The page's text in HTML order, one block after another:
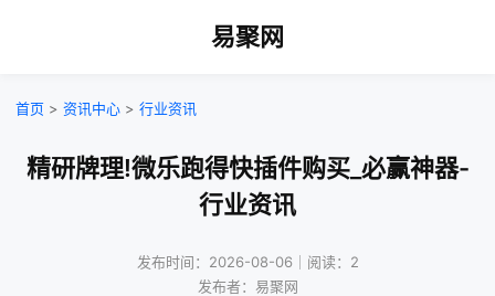
易聚网
首页 > 资讯中心 > 行业资讯
精研牌理!微乐跑得快插件购买_必赢神器-
行业资讯
发布时间：2026-08-06｜阅读：2
发布者：易聚网